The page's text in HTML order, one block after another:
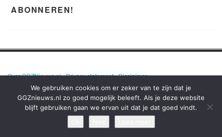
Over GGZNieuws.nl•Privacy statement•Disclaimer
GGZNIEUWS.NL – ELKE DAG HET NIEUWS OVER MENTALE GEZONDHEID
EN DE GGZ OP EEN RIJ!
We gebruiken cookies om er zeker van te zijn dat je
GGZnieuws.nl zo goed mogelijk beleeft. Als je deze website
blijft gebruiken gaan we ervan uit dat je dat goed vindt.